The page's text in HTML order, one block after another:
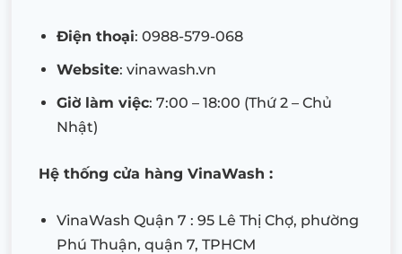
Điện thoại: 0988-579-068
Website: vinawash.vn
Giờ làm việc: 7:00 – 18:00 (Thứ 2 – Chủ
Nhật)
Hệ thống cửa hàng VinaWash :
VinaWash Quận 7 : 95 Lê Thị Chợ, phường
Phú Thuận, quận 7, TPHCM